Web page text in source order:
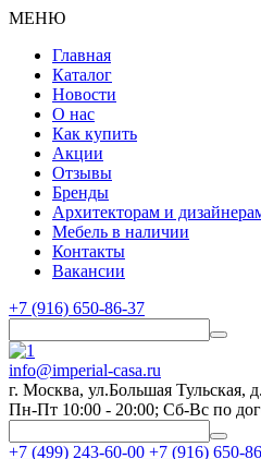
МЕНЮ
Главная
Каталог
Новости
О нас
Как купить
Акции
Отзывы
Бренды
Архитекторам и
Мебель в наличии
Контакты
Вакансии
+7 (916) 650-86-37
info@imperial-casa.ru
г. Москва, ул.Большая Тульская,
Пн-Пт 10:00 - 20:00; Сб-Вс по
+7 (499) 243-60-00 +7 (916) 650-